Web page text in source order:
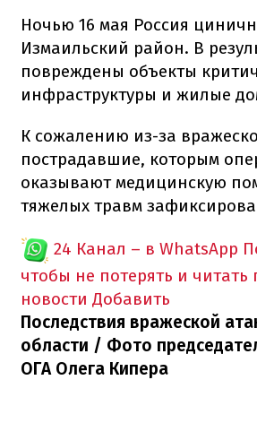
Ночью 16 мая Россия
Измаильский район. В
повреждены объекты
инфраструктуры и жилые
К сожалению из-за
пострадавшие, которым
оказывают медицинскую
тяжелых травм
24 Канал – в WhatsApp
чтобы не потерять и
новости Добавить
Последствия вражеской
области / Фото
ОГА Олега Кипера